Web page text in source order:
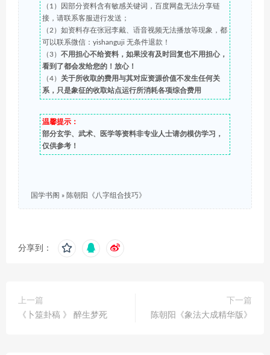
（1）因部分资料含有敏感关键词，百度网盘无法分享链
接，请联系客服进行发送；
（2）如资料存在张冠李戴、语音视频无法播放等现象，都
可以联系微信：yishanguji 无条件退款！
（3） 不用担心不给资料，如果没有及时回复也不用担心，
看到了都会发给您的！放心！
（4） 关于所收取的费用与其对应资源价值不发生任何关
系，只是象征的收取站点运行所消耗各项综合费用
温馨提示：
部分玄学、武术、医学等资料非专业人士请勿模仿学习，
仅供参考！
国学书阁 » 陈朝阳《八字组合技巧》
分享到：
上一篇
《卜筮卦稿 》 醉生梦死
下一篇
陈朝阳《象法大成精华版》